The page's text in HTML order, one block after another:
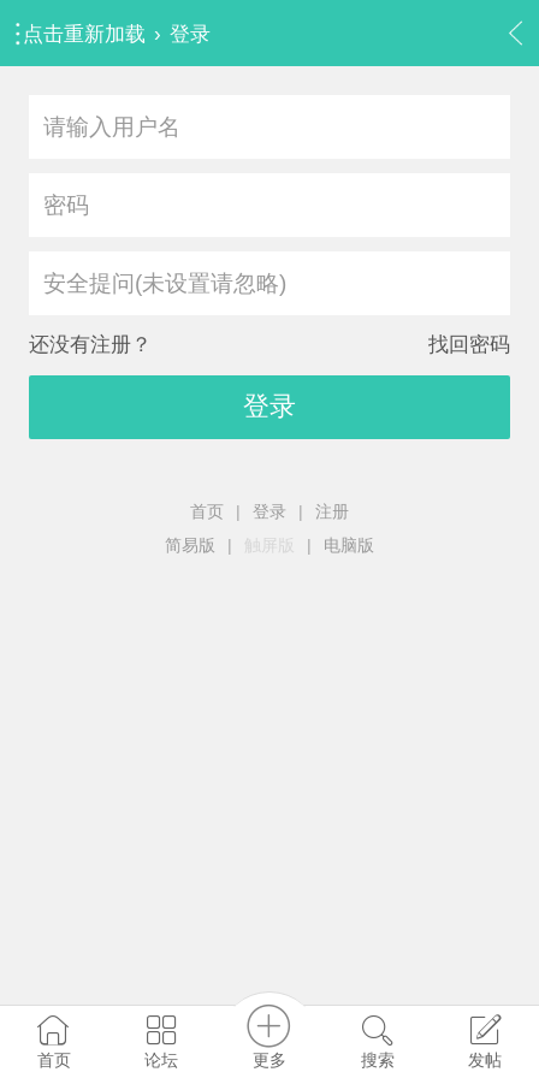
点击重新加载 › 登录
安全提问(未设置请忽略)
还没有注册？ 找回密码
登录
首页 | 登录 |
注册
简易版
| 触屏版 | 电脑版
首页 论坛 更多 搜索 发帖